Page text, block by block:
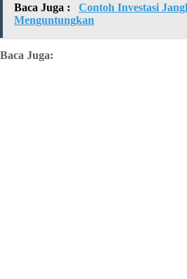
Baca Juga :
Contoh Investasi
Menguntungkan
Baca Juga: